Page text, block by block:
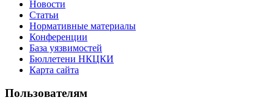
Новости
Статьи
Нормативные материалы
Конференции
База уязвимостей
Бюллетени НКЦКИ
Карта сайта
Пользователям